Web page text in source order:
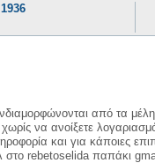
από τα μέλη
να ανοίξετε
και για κάποιες
στο rebetoselida παπάκι